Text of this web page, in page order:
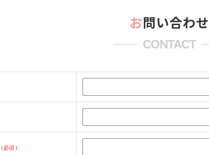
お問い合わせ
CONTACT
（必須）